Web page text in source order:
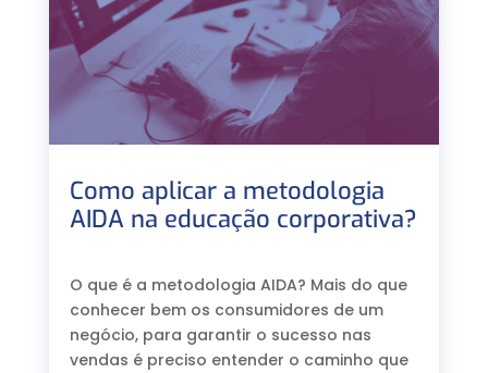
Como aplicar a metodologia
AIDA na educação corporativa?
O que é a metodologia AIDA? Mais do que
conhecer bem os consumidores de um
negócio, para garantir o sucesso nas
vendas é preciso entender o caminho que